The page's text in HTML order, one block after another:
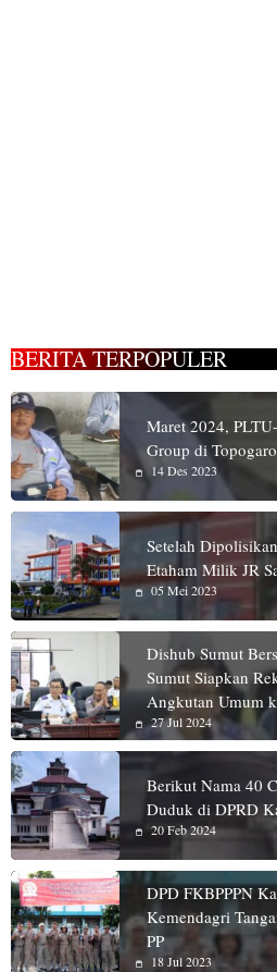
BERITA TERPOPULER
Maret 2024,
Group di
14 Des 2023
Setelah
Etaham Milik JR
05 Mei 2023
Dishub Sumut
Sumut Siapkan
Angkutan Umum
27 Jul 2024
Berikut Nama 40
Duduk di DPRD
20 Feb 2024
DPD FKBPPPN
Kemendagri
PP
18 Jul 2023